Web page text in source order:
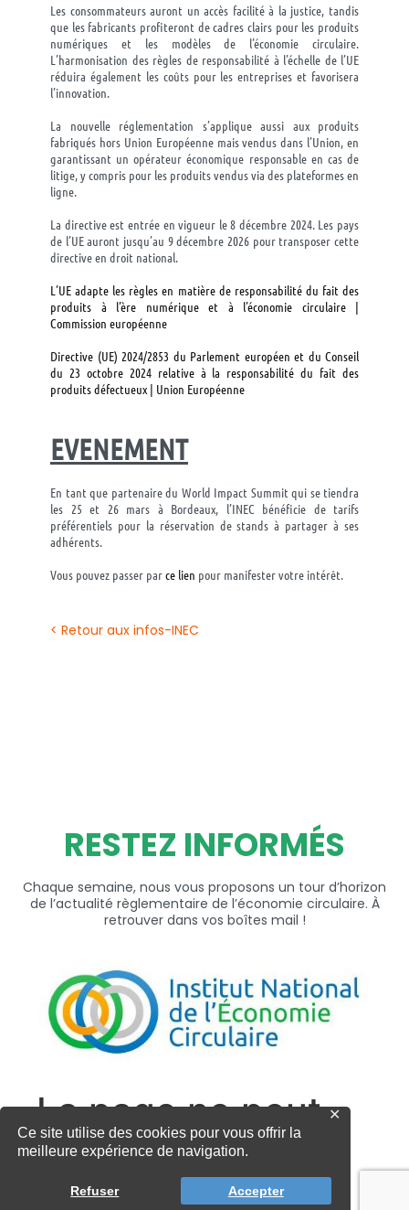
Ce site utilise des cookies pour vous offrir la
meilleure expérience de navigation.
Refuser Accepter
✕
Les consommateurs auront un accès facilité à la justice, tandis
que les fabricants profiteront de cadres clairs pour les produits
numériques et les modèles de l’économie circulaire.
L’harmonisation des règles de responsabilité à l’échelle de l’UE
réduira également les coûts pour les entreprises et favorisera
l’innovation.
La nouvelle réglementation s’applique aussi aux produits
fabriqués hors Union Européenne mais vendus dans l’Union, en
garantissant un opérateur économique responsable en cas de
litige, y compris pour les produits vendus via des plateformes en
ligne.
La directive est entrée en vigueur le 8 décembre 2024. Les pays
de l’UE auront jusqu’au 9 décembre 2026 pour transposer cette
directive en droit national.
L’UE adapte les règles en matière de responsabilité du fait des
produits à l’ère numérique et à l’économie circulaire |
Commission européenne
Directive (UE) 2024/2853 du Parlement européen et du Conseil
du 23 octobre 2024 relative à la responsabilité du fait des
produits défectueux | Union Européenne
EVENEMENT
En tant que partenaire du World Impact Summit qui se tiendra
les 25 et 26 mars à Bordeaux, l’INEC bénéficie de tarifs
préférentiels pour la réservation de stands à partager à ses
adhérents.
Vous pouvez passer parce lien pour manifester votre intérêt.
< Retour aux infos-INEC
RESTEZ INFORMÉS
Chaque semaine, nous vous proposons un tour d’horizon
de l’actualité règlementaire de l’économie circulaire. À
retrouver dans vos boîtes mail !